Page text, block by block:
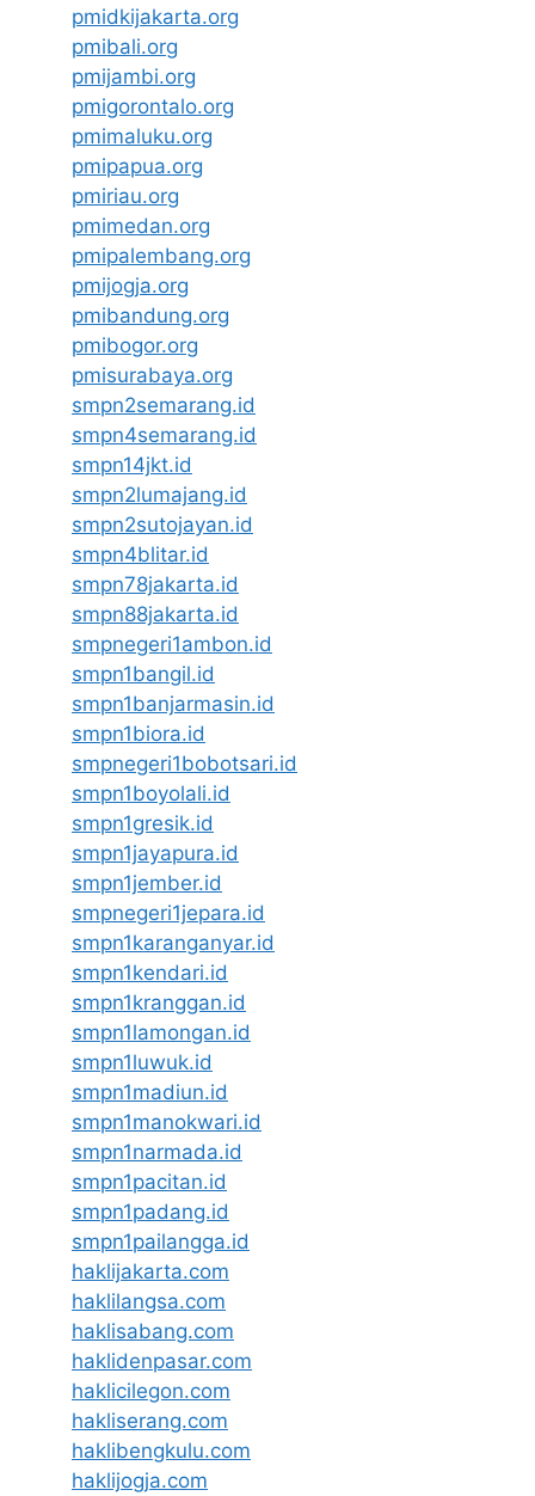
pmidkijakarta.org
pmibali.org
pmijambi.org
pmigorontalo.org
pmimaluku.org
pmipapua.org
pmiriau.org
pmimedan.org
pmipalembang.org
pmijogja.org
pmibandung.org
pmibogor.org
pmisurabaya.org
smpn2semarang.id
smpn4semarang.id
smpn14jkt.id
smpn2lumajang.id
smpn2sutojayan.id
smpn4blitar.id
smpn78jakarta.id
smpn88jakarta.id
smpnegeri1ambon.id
smpn1bangil.id
smpn1banjarmasin.id
smpn1biora.id
smpnegeri1bobotsari.id
smpn1boyolali.id
smpn1gresik.id
smpn1jayapura.id
smpn1jember.id
smpnegeri1jepara.id
smpn1karanganyar.id
smpn1kendari.id
smpn1kranggan.id
smpn1lamongan.id
smpn1luwuk.id
smpn1madiun.id
smpn1manokwari.id
smpn1narmada.id
smpn1pacitan.id
smpn1padang.id
smpn1pailangga.id
haklijakarta.com
haklilangsa.com
haklisabang.com
haklidenpasar.com
haklicilegon.com
hakliserang.com
haklibengkulu.com
haklijogja.com